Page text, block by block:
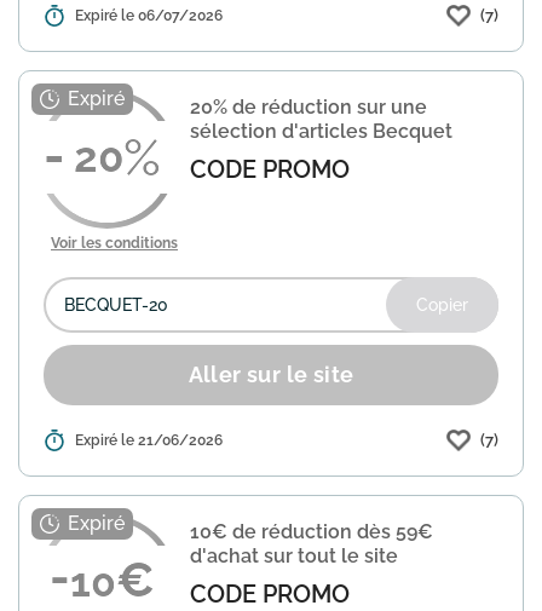
Détails : 3 Suisses propose une réduction de 10%
SOLDES-10 au moment de valider votre
commande pour en bénéficier. Offre non
valable sur le l...En savoir plus
Expiré le 06/07/2026 (7)
20
20% de réduction sur une
sélection d'articles Becquet
CODE PROMO
Voir les conditions
Copier
Aller sur le site
Détails : La boutique en ligne 3 Suisses propose
sélection d'articles de la marque
Becquet. Utilisez le code BECQUET-20
lors de votre commande pour bén...
savoir plus
Expiré le 21/06/2026 (7)
10
10€ de réduction dès 59€
d'achat sur tout le site
CODE PROMO